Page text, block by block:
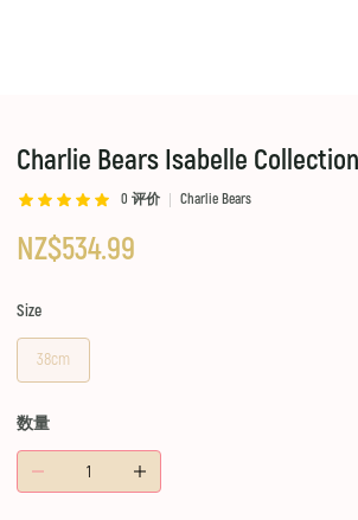
Charlie Bears Isabelle
0 评价 Charlie Bears
NZ$534.99
Size
38cm
数量